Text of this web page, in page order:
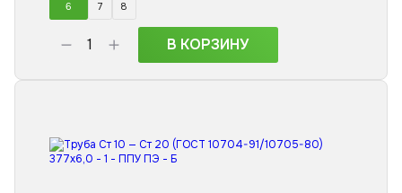
6 7 8
В КОРЗИНУ